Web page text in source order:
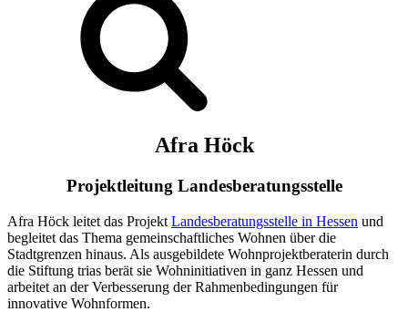
Afra Höck
Projektleitung Landesberatungsstelle
Afra Höck leitet das Projekt Landesberatungsstelle in Hessen und
begleitet das Thema gemeinschaftliches Wohnen über die
Stadtgrenzen hinaus. Als ausgebildete Wohnprojektberaterin durch
die Stiftung trias berät sie Wohninitiativen in ganz Hessen und
arbeitet an der Verbesserung der Rahmenbedingungen für
innovative Wohnformen.